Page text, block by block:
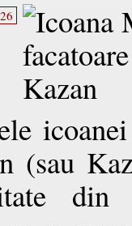
(sau
din